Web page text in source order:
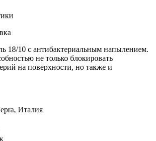
18/10 с антибактериальным напылением.
не только блокировать
на поверхности, но также и
Италия